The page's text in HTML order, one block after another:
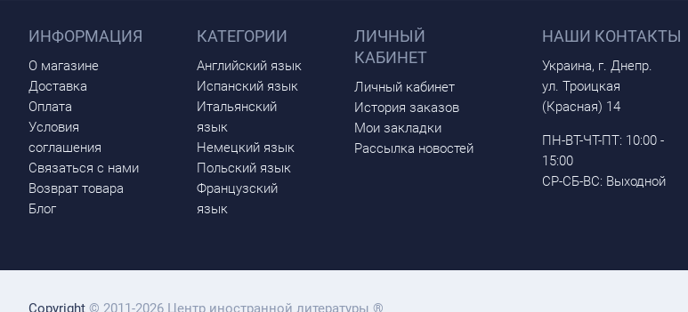
ИНФОРМАЦИЯ
О магазине
Доставка
Оплата
Условия
соглашения
Связаться с нами
Возврат товара
Блог
КАТЕГОРИИ
Английский язык
Испанский язык
Итальянский
язык
Немецкий язык
Польский язык
Французский
язык
ЛИЧНЫЙ
КАБИНЕТ
Личный кабинет
История заказов
Мои закладки
Рассылка новостей
НАШИ КОНТАКТЫ
Украина, г. Днепр.
ул. Троицкая
(Красная) 14
ПН-ВТ-ЧТ-ПТ: 10:00 -
15:00
СР-СБ-ВС: Выходной
Copyright © 2011-2026 Центр иностранной литературы ®